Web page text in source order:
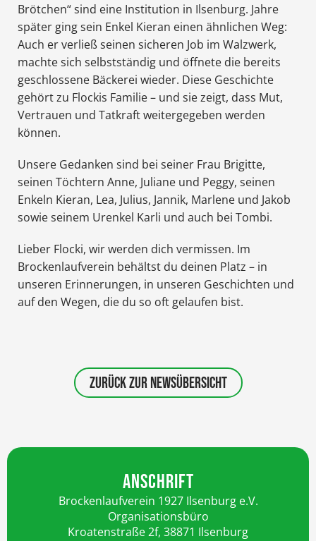
Brötchen“ sind eine Institution in Ilsenburg. Jahre
später ging sein Enkel Kieran einen ähnlichen Weg:
Auch er verließ seinen sicheren Job im Walzwerk,
machte sich selbstständig und öffnete die bereits
geschlossene Bäckerei wieder. Diese Geschichte
gehört zu Flockis Familie – und sie zeigt, dass Mut,
Vertrauen und Tatkraft weitergegeben werden
können.
Unsere Gedanken sind bei seiner Frau Brigitte,
seinen Töchtern Anne, Juliane und Peggy, seinen
Enkeln Kieran, Lea, Julius, Jannik, Marlene und Jakob
sowie seinem Urenkel Karli und auch bei Tombi.
Lieber Flocki, wir werden dich vermissen. Im
Brockenlaufverein behältst du deinen Platz – in
unseren Erinnerungen, in unseren Geschichten und
auf den Wegen, die du so oft gelaufen bist.
ZURÜCK ZUR NEWSÜBERSICHT
ANSCHRIFT
Brockenlaufverein 1927 Ilsenburg e.V.
Organisationsbüro
Kroatenstraße 2f, 38871 Ilsenburg